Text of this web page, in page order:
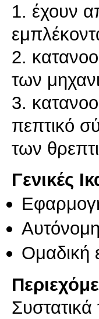
1. έχουν
2.
των
3.
πεπτικό
των
Γενικές
Ομαδική